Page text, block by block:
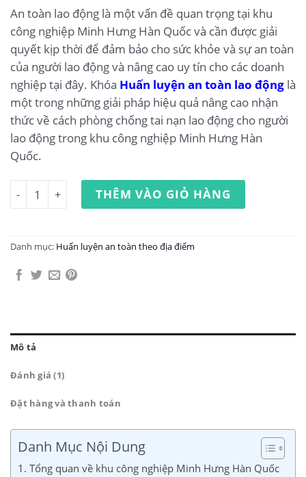
An toàn lao động là một vấn đề quan trọng tại khu
công nghiệp Minh Hưng Hàn Quốc và cần được giải
quyết kịp thời để đảm bảo cho sức khỏe và sự an toàn
của người lao động và nâng cao uy tín cho các doanh
nghiệp tại đây. Khóa Huấn luyện an toàn lao động là
một trong những giải pháp hiệu quả nâng cao nhận
thức về cách phòng chống tai nạn lao động cho người
lao động trong khu công nghiệp Minh Hưng Hàn
Quốc.
Huấn luyện an toàn lao động tại khu công nghiệp Minh
THÊM VÀO GIỎ HÀNG
Danh mục: Huấn luyện an toàn theo địa điểm
Mô tả
Đánh giá (1)
Đặt hàng và thanh toán
Danh Mục Nội Dung
1. Tổng quan về khu công nghiệp Minh Hưng Hàn Quốc